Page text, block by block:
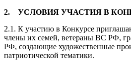
2. УСЛОВИЯ УЧАСТИЯ В
2.1. К участию в Конкурсе
члены их семей, ветераны ВС РФ,
РФ, создающие художественные
патриотической тематики.